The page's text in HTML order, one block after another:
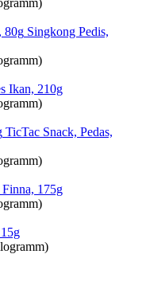
Singkong Pedis,
Ikan, 210g
TicTac Snack, Pedas,
175g